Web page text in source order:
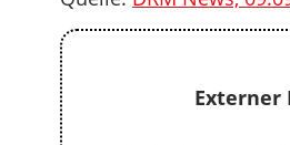
Externer